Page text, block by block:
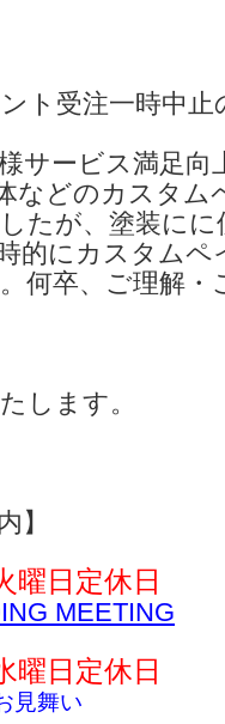
ト受注一時中
サービス満足
などのカスタム
たが、塗装に
的にカスタムペ
何卒、ご理解・
します。
】
曜日定休日
MEETING
曜日定休日
見舞い